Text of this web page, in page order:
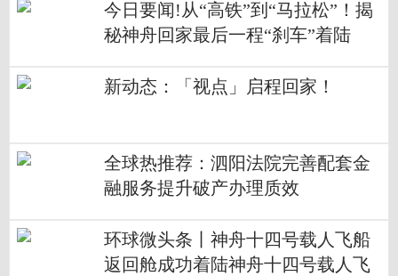
今日要闻!从“高铁”到“马拉松”！揭
秘神舟回家最后一程“刹车”着陆
新动态：「视点」启程回家！
全球热推荐：泗阳法院完善配套金
融服务提升破产办理质效
环球微头条丨神舟十四号载人飞船
返回舱成功着陆神舟十四号载人飞